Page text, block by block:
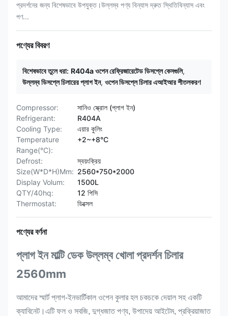
প্রদর্শনের জন্য বিশেষভাবে উপযুক্ত।উল্লম্ব পণ্য বিন্যাস দ্রুত স্থিতিবিন্যাস এবং
পণ...
পণ্যের বিবরণ
বিশেষভাবে তুলে ধরা: R404a ওপেন রেফ্রিজারেটেড ডিসপ্লে কেসগুলি,
উল্লম্ব ডিসপ্লে চিলারের প্লাগ ইন, ওপেন ডিসপ্লে চিলার এআইআর শীতলকরণ
Compressor:
সানিও স্ক্রোল (প্লাগ ইন)
Refrigerant:
R404A
Cooling Type:
এয়ার কুলিং
Temperature
Range(°C):
+2~+8°C
Defrost:
স্বয়ংক্রিয়
Size(W*D*H)Mm: 2560*750*2000
Display Volum:
1500L
QTY/40hq:
12 পিসি
Thermostat:
ডিক্সেল
পণ্যের বর্ণনা
প্লাগ ইন মাল্টি ডেক উল্লম্ব খোলা প্রদর্শন চিলার
2560mm
আমাদের স্মার্ট প্লাগ-ইনভার্টিকাল ওপেন কুলার হল চকচকে দেয়াল সহ একটি
ক্যাবিনেট।এটি ফল ও সবজি, দুগ্ধজাত পণ্য, উপাদেয় আইটেম, প্রক্রিয়াজাত